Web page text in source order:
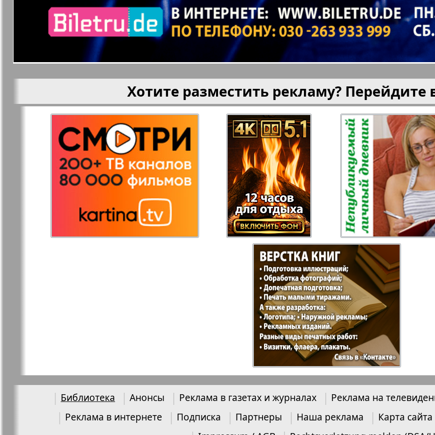
Кругозор Кругозор плюс! Kulinar TV
Le Voyageur Life in Франкфурт М-City Маяк
Мир отдыха и
здоровья
МК Испания Мост-Израиль
Наш Иерусалим Наш мир
Наша Газета
Италия
Наша
Наше Турбюро Нескучная газета Новая Wолна Норд
Остров там и тут
Ost-West
Panorama
Отдыхай-Купи-
продай
Пражский
телеграф
экспресс
Районка-Nord-Ost-
Bremen
Рейнская газета
Рубеж Русская Газета Русская Мысль
Русская
Хотите разместить рекламу? Перейдите
Библиотека Анонсы Реклама в газетах и журналах Реклама на
Реклама в интернете
Подписка Партнеры Наша реклама Карта сайта